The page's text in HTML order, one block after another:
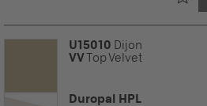
U15010 Dijon
VVTop Velvet
Duropal HPL